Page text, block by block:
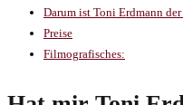
Darum ist Toni Erdmann
Preise
Filmografisches: